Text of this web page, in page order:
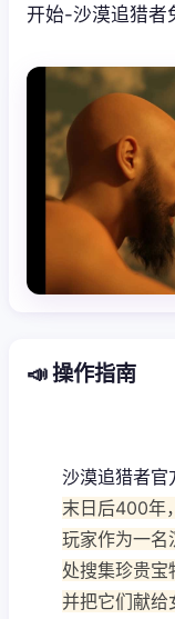
开始-沙漠追猎者
📣 操作指南
沙漠追猎者官
末日后400年
玩家作为一名
处搜集珍贵宝
并把它们献给